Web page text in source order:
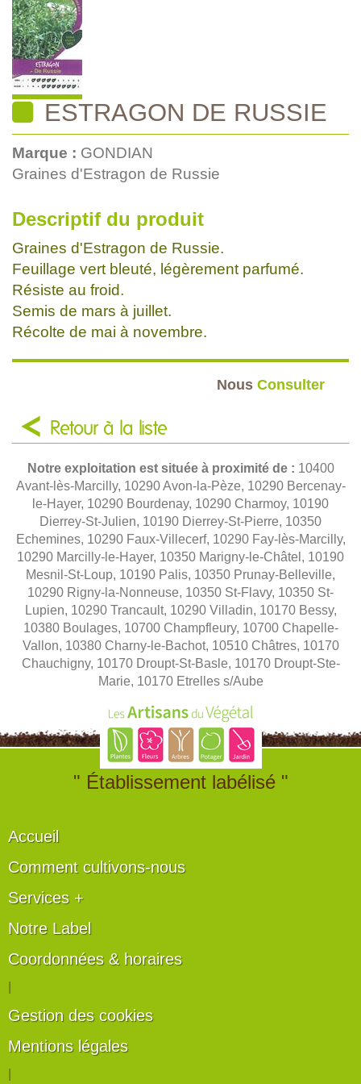
ESTRAGON DE RUSSIE
Marque : GONDIAN
Graines d'Estragon de Russie
Descriptif du produit
Graines d'Estragon de Russie.
Feuillage vert bleuté, légèrement parfumé.
Résiste au froid.
Semis de mars à juillet.
Récolte de mai à novembre.
Nous Consulter
Retour à la liste
Notre exploitation est située à proximité de : 10400
Avant-lès-Marcilly, 10290 Avon-la-Pèze, 10290 Bercenay-
le-Hayer, 10290 Bourdenay, 10290 Charmoy, 10190
Dierrey-St-Julien, 10190 Dierrey-St-Pierre, 10350
Echemines, 10290 Faux-Villecerf, 10290 Fay-lès-Marcilly,
10290 Marcilly-le-Hayer, 10350 Marigny-le-Châtel, 10190
Mesnil-St-Loup, 10190 Palis, 10350 Prunay-Belleville,
10290 Rigny-la-Nonneuse, 10350 St-Flavy, 10350 St-
Lupien, 10290 Trancault, 10290 Villadin, 10170 Bessy,
10380 Boulages, 10700 Champfleury, 10700 Chapelle-
Vallon, 10380 Charny-le-Bachot, 10510 Châtres, 10170
Chauchigny, 10170 Droupt-St-Basle, 10170 Droupt-Ste-
Marie, 10170 Etrelles s/Aube
" Établissement labélisé "
Accueil
Comment cultivons-nous
Services +
Notre Label
Coordonnées & horaires
Gestion des cookies
Mentions légales